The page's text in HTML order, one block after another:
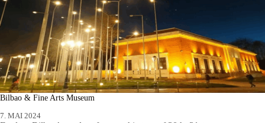
Bilbao & Fine Arts Museum
7. MAI 2024